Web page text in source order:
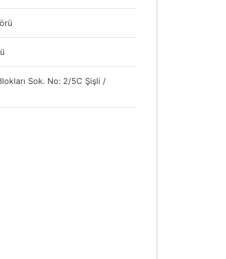
Sok. No: 2/5C Şişli /